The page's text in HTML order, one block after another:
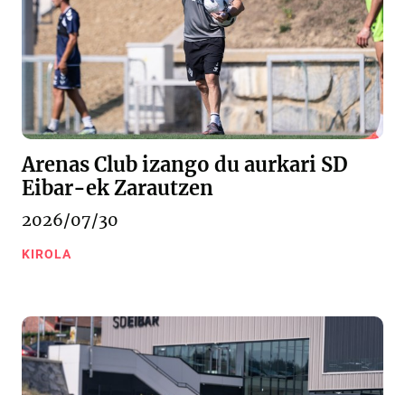
Arenas Club izango du aurkari SD
Eibar-ek Zarautzen
2026/07/30
KIROLA